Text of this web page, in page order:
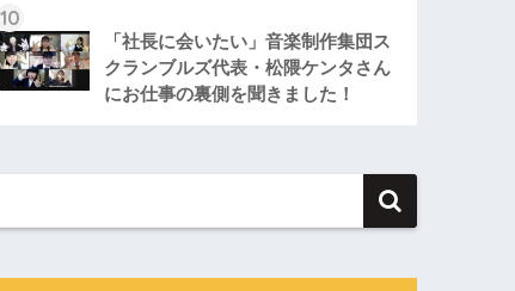
「社長に会いたい」音楽制作集団ス
クランブルズ代表・松隈ケンタさん
にお仕事の裏側を聞きました！